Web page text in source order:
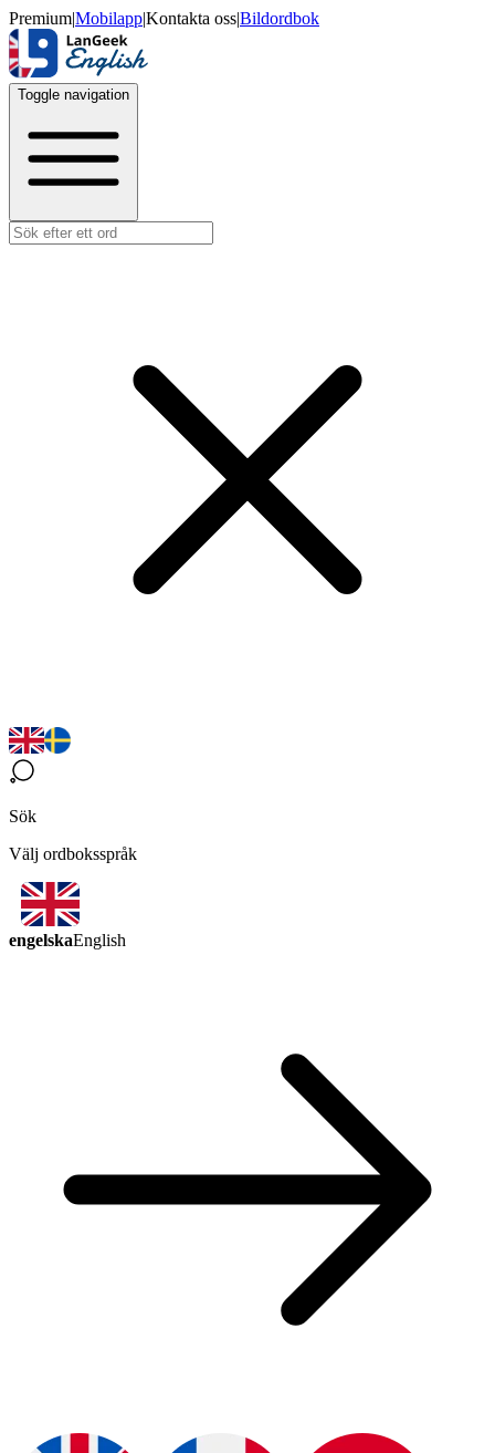
Premium|Mobilapp|Kontakta oss|Bildordbok
Toggle navigation
Sök
Välj ordboksspråk
engelskaEnglish